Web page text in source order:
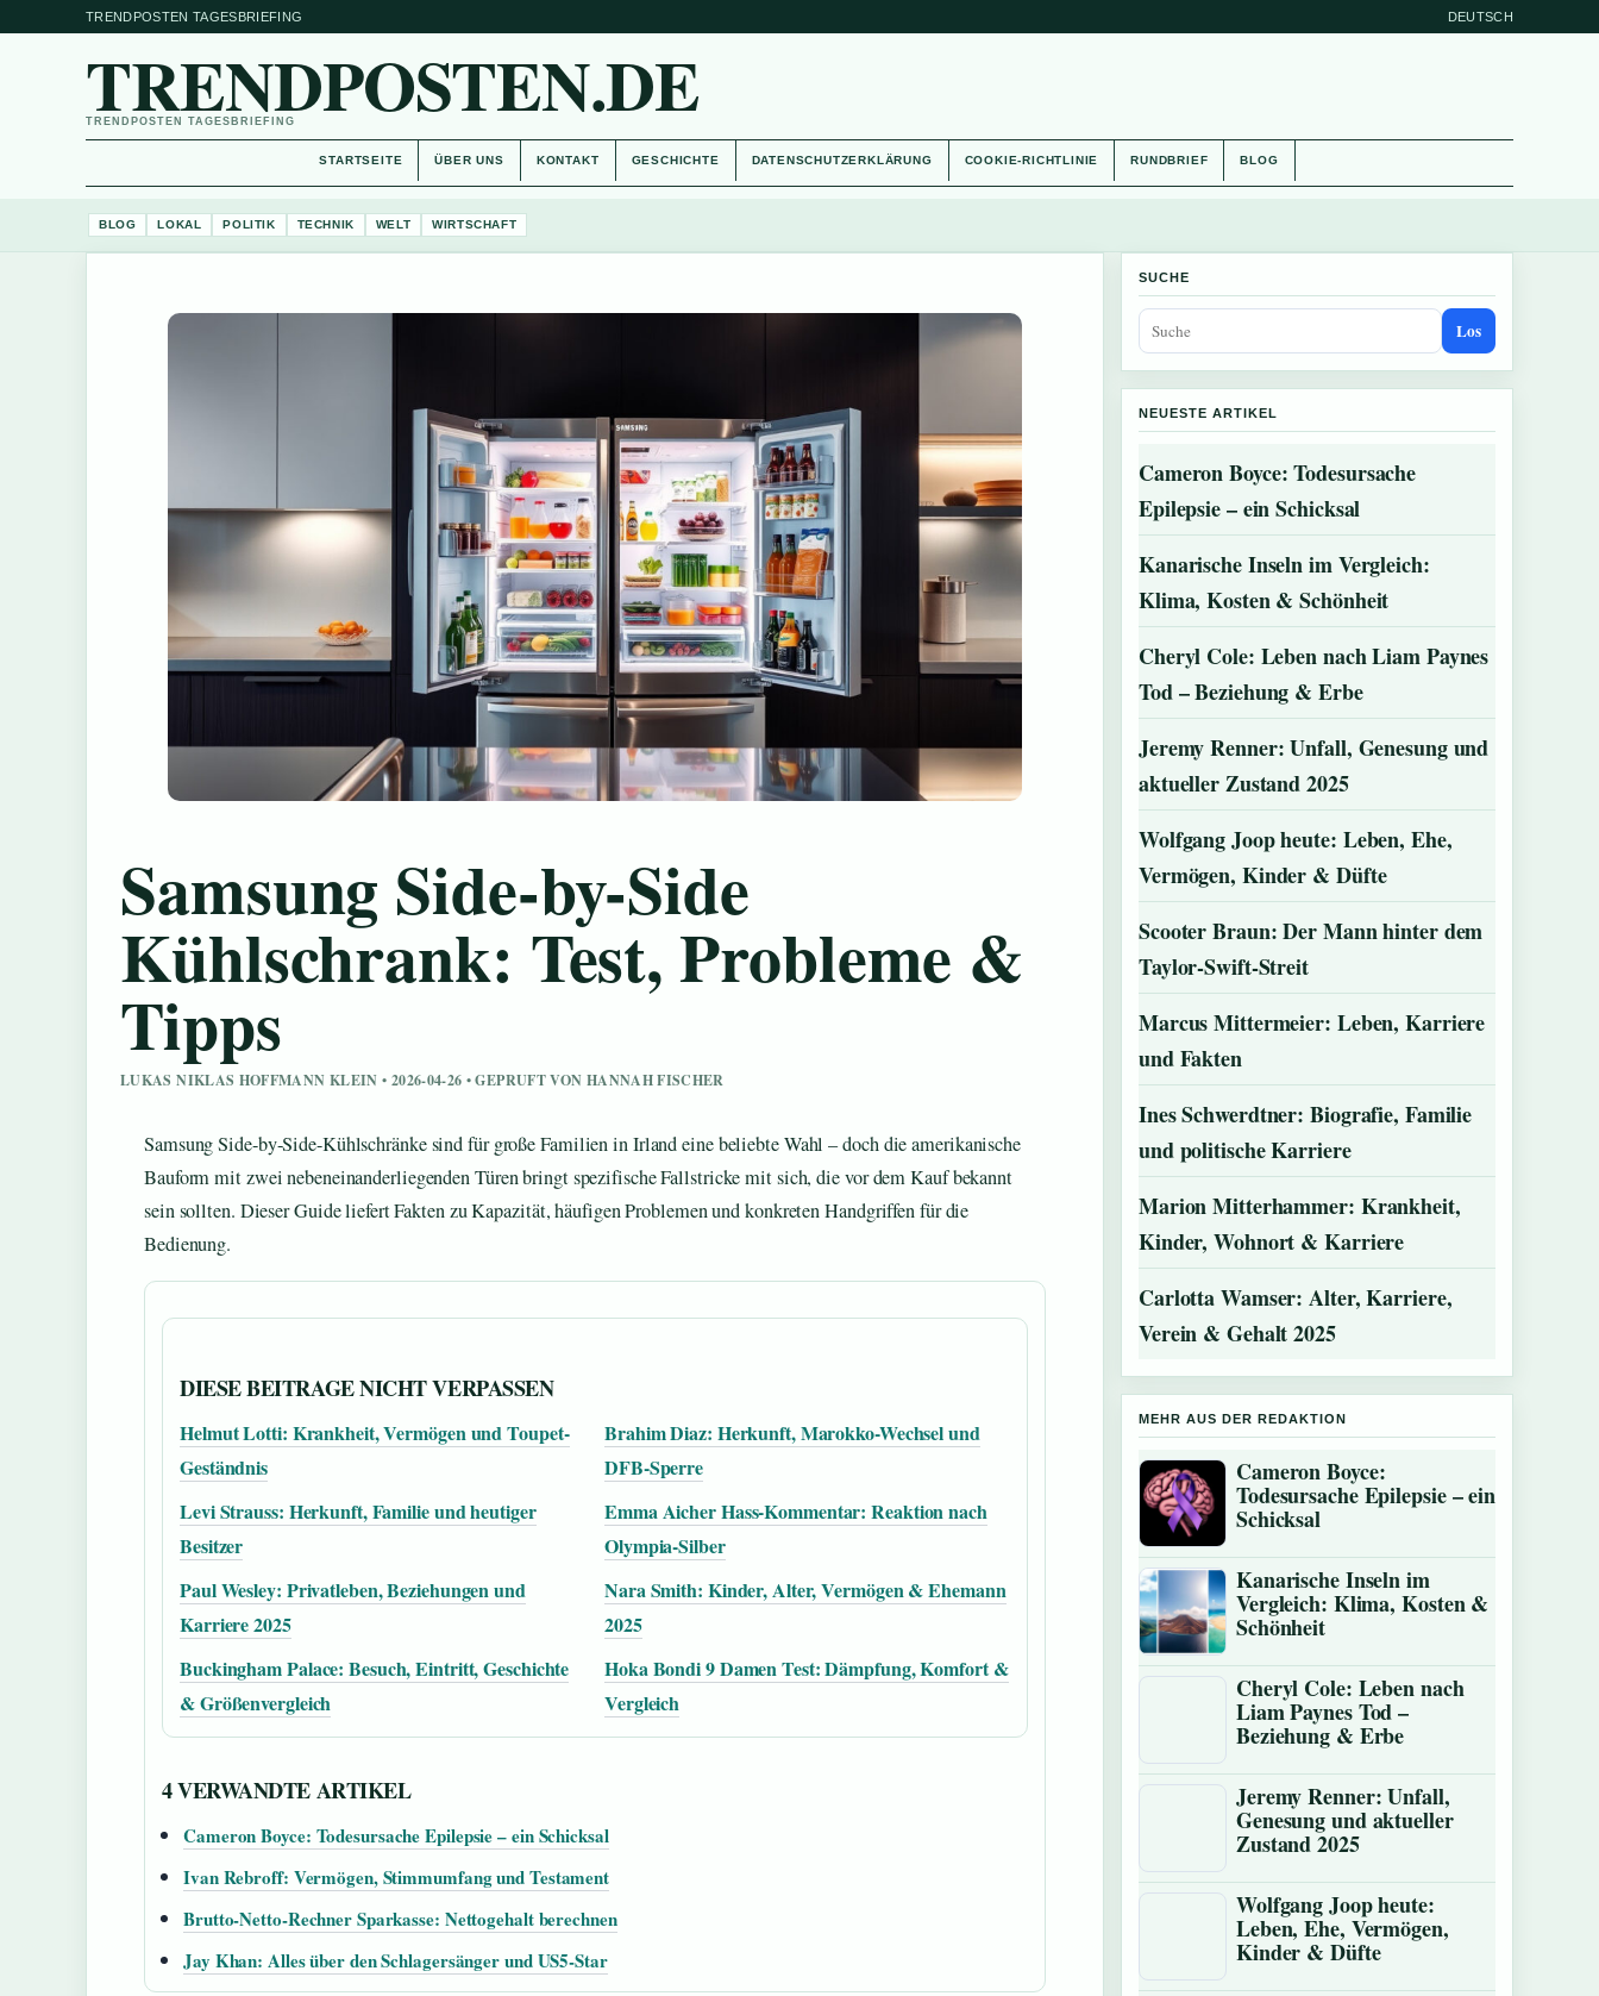
TRENDPOSTEN TAGESBRIEFING DEUTSCH
TRENDPOSTEN.DE
TRENDPOSTEN TAGESBRIEFING
STARTSEITE ÜBER UNS KONTAKT GESCHICHTE DATENSCHUTZERKLÄRUNG COOKIE-RICHTLINIE RUNDBRIEF BLOG
BLOG LOKAL POLITIK TECHNIK WELT WIRTSCHAFT
Samsung Side-by-Side
Kühlschrank: Test, Probleme &
Tipps
LUKAS NIKLAS HOFFMANN KLEIN • 2026-04-26 • GEPRUFT VON HANNAH FISCHER
Samsung Side-by-Side-Kühlschränke sind für große Familien in Irland eine beliebte Wahl – doch die amerikanische
Bauform mit zwei nebeneinanderliegenden Türen bringt spezifische Fallstricke mit sich, die vor dem Kauf bekannt
sein sollten. Dieser Guide liefert Fakten zu Kapazität, häufigen Problemen und konkreten Handgriffen für die
Bedienung.
DIESE BEITRAGE NICHT VERPASSEN
Helmut Lotti: Krankheit, Vermögen und Toupet-
Geständnis
Brahim Diaz: Herkunft, Marokko-Wechsel und
DFB-Sperre
Levi Strauss: Herkunft, Familie und heutiger
Besitzer
Emma Aicher Hass-Kommentar: Reaktion nach
Olympia-Silber
Paul Wesley: Privatleben, Beziehungen und
Karriere 2025
Nara Smith: Kinder, Alter, Vermögen & Ehemann
2025
Buckingham Palace: Besuch, Eintritt, Geschichte
& Größenvergleich
Hoka Bondi 9 Damen Test: Dämpfung, Komfort &
Vergleich
4 VERWANDTE ARTIKEL
Cameron Boyce: Todesursache Epilepsie – ein Schicksal
Ivan Rebroff: Vermögen, Stimmumfang und Testament
Brutto-Netto-Rechner Sparkasse: Nettogehalt berechnen
Jay Khan: Alles über den Schlagersänger und US5-Star
SUCHE
Los
NEUESTE ARTIKEL
Cameron Boyce: Todesursache
Epilepsie – ein Schicksal
Kanarische Inseln im Vergleich:
Klima, Kosten & Schönheit
Cheryl Cole: Leben nach Liam Paynes
Tod – Beziehung & Erbe
Jeremy Renner: Unfall, Genesung und
aktueller Zustand 2025
Wolfgang Joop heute: Leben, Ehe,
Vermögen, Kinder & Düfte
Scooter Braun: Der Mann hinter dem
Taylor-Swift-Streit
Marcus Mittermeier: Leben, Karriere
und Fakten
Ines Schwerdtner: Biografie, Familie
und politische Karriere
Marion Mitterhammer: Krankheit,
Kinder, Wohnort & Karriere
Carlotta Wamser: Alter, Karriere,
Verein & Gehalt 2025
MEHR AUS DER REDAKTION
Cameron Boyce:
Todesursache Epilepsie – ein
Schicksal
Kanarische Inseln im
Vergleich: Klima, Kosten &
Schönheit
Cheryl Cole: Leben nach
Liam Paynes Tod –
Beziehung & Erbe
Jeremy Renner: Unfall,
Genesung und aktueller
Zustand 2025
Wolfgang Joop heute:
Leben, Ehe, Vermögen,
Kinder & Düfte